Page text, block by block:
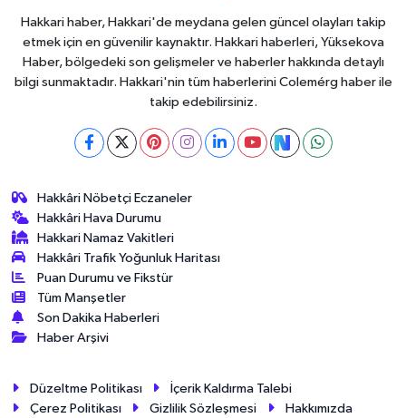
Hakkari haber, Hakkari'de meydana gelen güncel olayları takip
etmek için en güvenilir kaynaktır. Hakkari haberleri, Yüksekova
Haber, bölgedeki son gelişmeler ve haberler hakkında detaylı
bilgi sunmaktadır. Hakkari'nin tüm haberlerini Colemérg haber ile
takip edebilirsiniz.
Hakkâri Nöbetçi Eczaneler
Hakkâri Hava Durumu
Hakkari Namaz Vakitleri
Hakkâri Trafik Yoğunluk Haritası
Puan Durumu ve Fikstür
Tüm Manşetler
Son Dakika Haberleri
Haber Arşivi
Düzeltme Politikası
İçerik Kaldırma Talebi
Çerez Politikası
Gizlilik Sözleşmesi
Hakkımızda